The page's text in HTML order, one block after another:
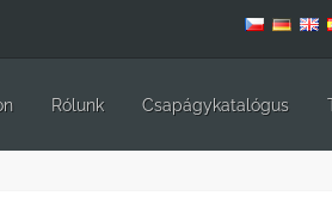
Rólunk Csapágykatalógus